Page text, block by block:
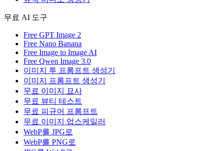
무료 AI 도구
Free GPT Image 2
Free Nano Banana
Free Image to Image AI
Free Qwen Image 3.0
이미지 투 프롬프트 생성기
이미지 프롬프트 생성기
무료 이미지 묘사
무료 뷰티 테스트
무료 피규어 프롬프트
무료 이미지 업스케일러
WebP를 JPG로
WebP를 PNG로